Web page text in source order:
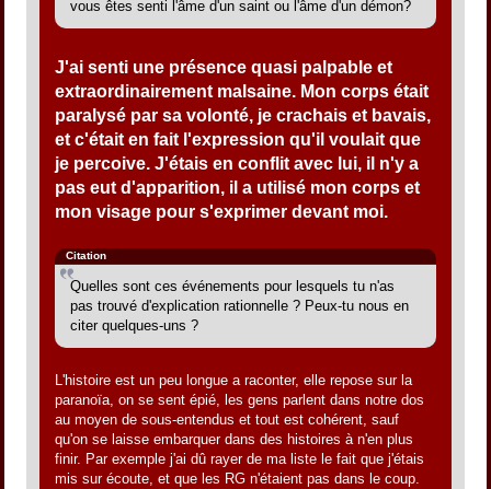
vous êtes senti l'âme d'un saint ou l'âme d'un démon?
J'ai senti une présence quasi palpable et
extraordinairement malsaine. Mon corps était
paralysé par sa volonté, je crachais et bavais,
et c'était en fait l'expression qu'il voulait que
je percoive. J'étais en conflit avec lui, il n'y a
pas eut d'apparition, il a utilisé mon corps et
mon visage pour s'exprimer devant moi.
Citation
Quelles sont ces événements pour lesquels tu n'as
pas trouvé d'explication rationnelle ? Peux-tu nous en
citer quelques-uns ?
L'histoire est un peu longue a raconter, elle repose sur la
paranoïa, on se sent épié, les gens parlent dans notre dos
au moyen de sous-entendus et tout est cohérent, sauf
qu'on se laisse embarquer dans des histoires à n'en plus
finir. Par exemple j'ai dû rayer de ma liste le fait que j'étais
mis sur écoute, et que les RG n'étaient pas dans le coup.